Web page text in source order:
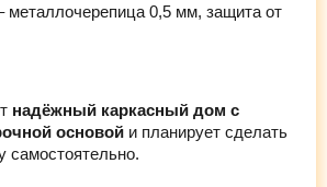
металлочерепица 0,5 мм, защита от
надёжный каркасный дом с
основой и планирует сделать
самостоятельно.